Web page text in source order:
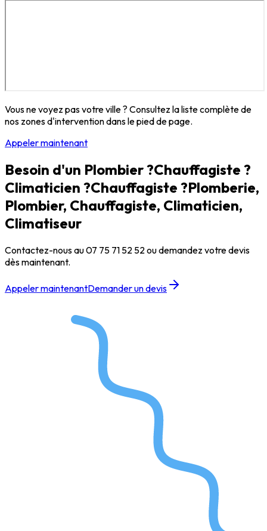
Vous ne voyez pas votre ville ? Consultez la liste complète de
nos zones d'intervention dans le pied de page.
Appeler maintenant
Besoin d'un Plombier ?Chauffagiste ?
Climaticien ?Climaticien ?Plomberie,
Plombier, Chauffagiste, Climaticien,
Climatiseur
Contactez-nous au07 75 71 52 52 ou demandez votre devis
dès maintenant.
Appeler maintenantDemander un devis